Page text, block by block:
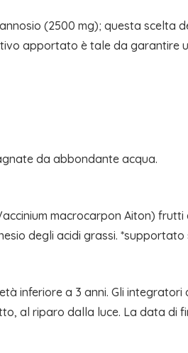
(2500 mg); questa scelta
apportato è tale da garantire
da abbondante acqua.
macrocarpon Aiton)
degli acidi grassi.
inferiore a 3 anni. Gli
al riparo dalla luce. La data